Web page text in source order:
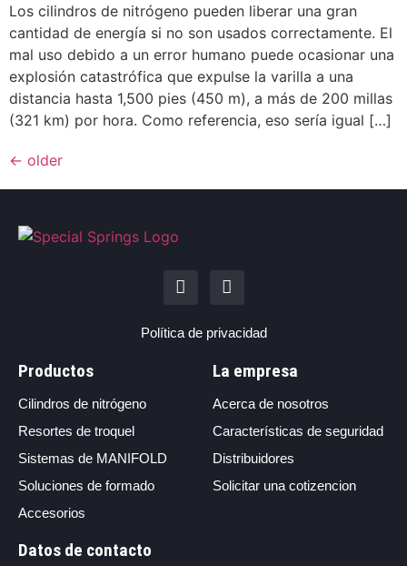
Los cilindros de nitrógeno pueden liberar una gran
cantidad de energía si no son usados correctamente. El
mal uso debido a un error humano puede ocasionar una
explosión catastrófica que expulse la varilla a una
distancia hasta 1,500 pies (450 m), a más de 200 millas
(321 km) por hora. Como referencia, eso sería igual […]
← older
Política de privacidad
Productos
Cilindros de nitrógeno
Resortes de troquel
Sistemas de MANIFOLD
Soluciones de formado
Accesorios
La empresa
Acerca de nosotros
Características de seguridad
Distribuidores
Solicitar una cotizencion
Datos de contacto